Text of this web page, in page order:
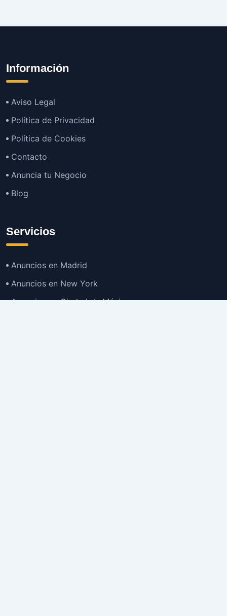
Información
Aviso Legal
Política de Privacidad
Política de Cookies
Contacto
Anuncia tu Negocio
Blog
Servicios
Anuncios en Madrid
Anuncios en New York
Anuncios en Ciudad de México